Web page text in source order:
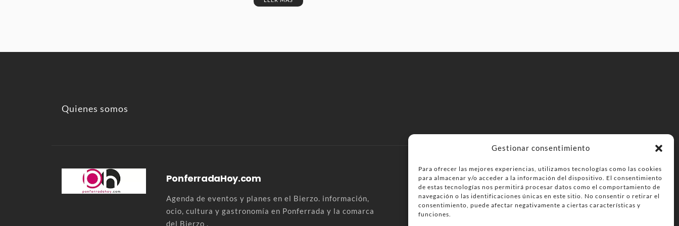
Gestionar consentimiento
Para ofrecer las mejores experiencias, utilizamos tecnologías como las cookies
para almacenar y/o acceder a la información del dispositivo. El consentimiento
de estas tecnologías nos permitirá procesar datos como el comportamiento de
navegación o las identificaciones únicas en este sitio. No consentir o retirar el
consentimiento, puede afectar negativamente a ciertas características y
funciones.
Quienes somos
PonferradaHoy.com
Agenda de eventos y planes en el Bierzo. información,
ocio, cultura y gastronomía en Ponferrada y la comarca
del Bierzo .